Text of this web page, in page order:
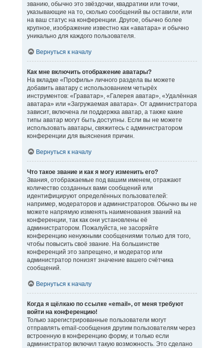
званию, обычно это звёздочки, квадратики или точки,
указывающие на то, сколько сообщений вы оставили, или
на ваш статус на конференции. Другое, обычно более
крупное, изображение известно как «аватара» и обычно
уникально для каждого пользователя.
Вернуться к началу
Как мне включить отображение аватары?
На вкладке «Профиль» личного раздела вы можете
добавить аватару с использованием четырёх
инструментов: «Граватар», «Галерея аватар», «Удалённая
аватара» или «Загружаемая аватара». От администратора
зависит, включена ли поддержка аватар, а также какие
типы аватар могут быть доступны. Если вы не можете
использовать аватары, свяжитесь с администратором
конференции для выяснения причин.
Вернуться к началу
Что такое звание и как я могу изменить его?
Звания, отображаемые под вашим именем, отражают
количество созданных вами сообщений или
идентифицируют определённых пользователей:
например, модераторов и администраторов. Обычно вы не
можете напрямую изменять наименования званий на
конференции, так как они установлены её
администратором. Пожалуйста, не засоряйте
конференцию ненужными сообщениями только для того,
чтобы повысить своё звание. На большинстве
конференций это запрещено, и модератор или
администратор понизят значение вашего счётчика
сообщений.
Вернуться к началу
Когда я щёлкаю по ссылке «email», от меня требуют
войти на конференцию!
Только зарегистрированные пользователи могут
отправлять email-сообщения другим пользователям через
встроенную в конференцию форму, и только если
администратор включил такую возможность. Это сделано